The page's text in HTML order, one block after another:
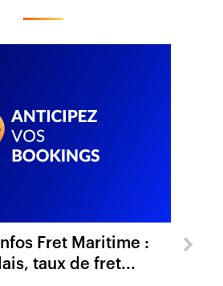
:
fret...
Moyen-
transport